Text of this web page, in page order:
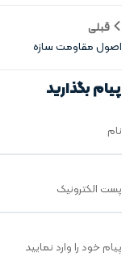
قبلی
اصول مقاومت سازه
پیام بگذارید
نام
پست الکترونیک
پیام خود را وارد نمایید